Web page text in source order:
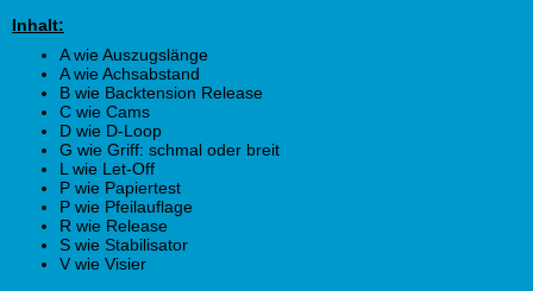
Inhalt:
A wie Auszugslänge
A wie Achsabstand
B wie Backtension Release
C wie Cams
D wie D-Loop
G wie Griff: schmal oder breit
L wie Let-Off
P wie Papiertest
P wie Pfeilauflage
R wie Release
S wie Stabilisator
V wie Visier